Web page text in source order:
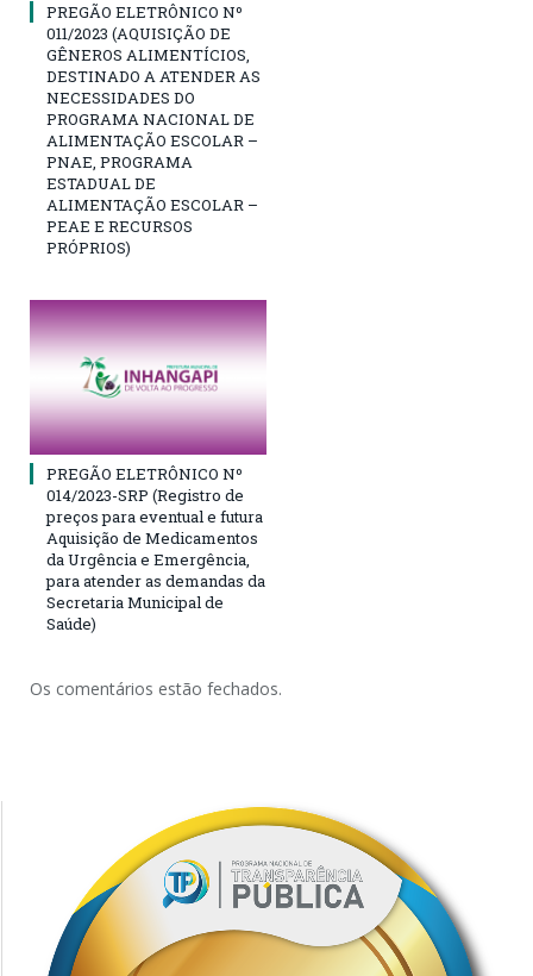
PREGÃO ELETRÔNICO Nº
011/2023 (AQUISIÇÃO DE
GÊNEROS ALIMENTÍCIOS,
DESTINADO A ATENDER AS
NECESSIDADES DO
PROGRAMA NACIONAL DE
ALIMENTAÇÃO ESCOLAR –
PNAE, PROGRAMA
ESTADUAL DE
ALIMENTAÇÃO ESCOLAR –
PEAE E RECURSOS
PRÓPRIOS)
PREGÃO ELETRÔNICO Nº
014/2023-SRP (Registro de
preços para eventual e futura
Aquisição de Medicamentos
da Urgência e Emergência,
para atender as demandas da
Secretaria Municipal de
Saúde)
Os comentários estão fechados.